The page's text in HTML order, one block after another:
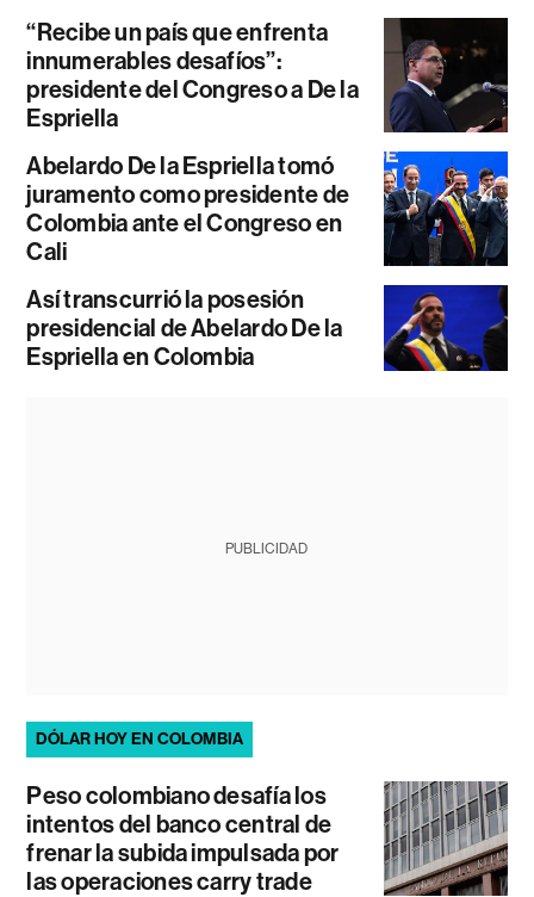
“Recibe un país que enfrenta
innumerables desafíos”:
presidente del Congreso a De la
Espriella
Abelardo De la Espriella tomó
juramento como presidente de
Colombia ante el Congreso en
Cali
Así transcurrió la posesión
presidencial de Abelardo De la
Espriella en Colombia
PUBLICIDAD
DÓLAR HOY EN COLOMBIA
Peso colombiano desafía los
intentos del banco central de
frenar la subida impulsada por
las operaciones carry trade